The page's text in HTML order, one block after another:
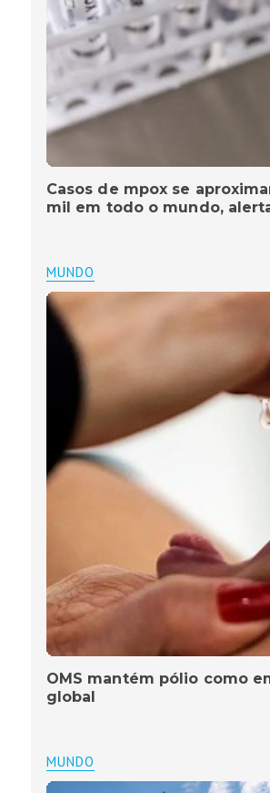
Casos de mpox se
mil em todo o mundo,
MUNDO
OMS mantém pólio como
global
MUNDO